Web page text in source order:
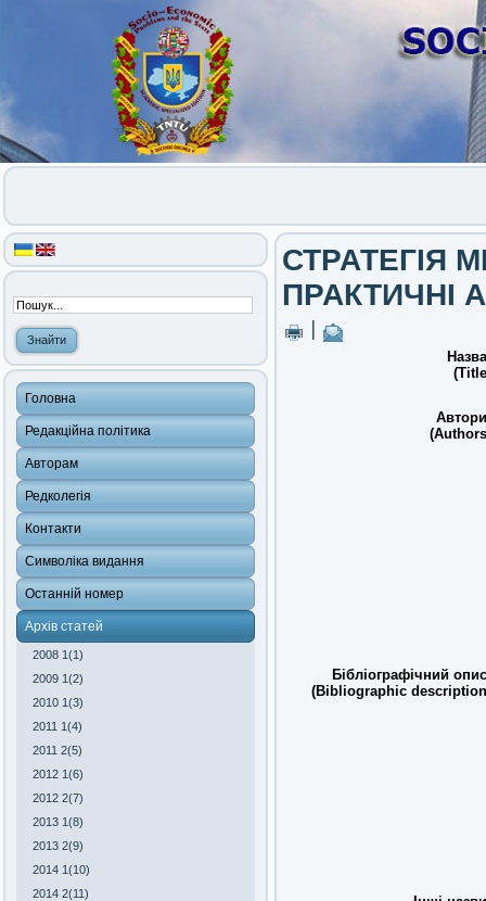
Головна
Редакційна політика
Авторам
Редколегія
Контакти
Символіка видання
Останній номер
Архів статей
2008 1(1)
2009 1(2)
2010 1(3)
2011 1(4)
2011 2(5)
2012 1(6)
2012 2(7)
2013 1(8)
2013 2(9)
2014 1(10)
2014 2(11)
СТРАТЕГІЯ
ПРАКТИЧНІ
Бібліографічний
(Bibliographic